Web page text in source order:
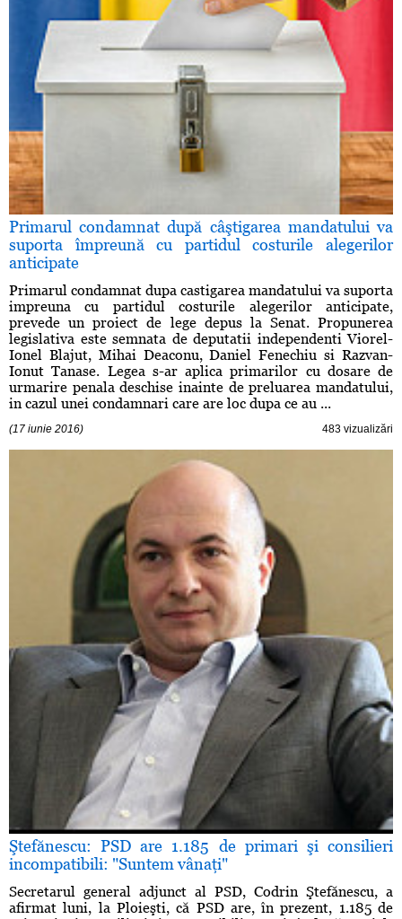
Primarul condamnat după câştigarea mandatului va
suporta împreună cu partidul costurile alegerilor
anticipate
Primarul condamnat dupa castigarea mandatului va suporta
impreuna cu partidul costurile alegerilor anticipate,
prevede un proiect de lege depus la Senat. Propunerea
legislativa este semnata de deputatii independenti Viorel-
Ionel Blajut, Mihai Deaconu, Daniel Fenechiu si Razvan-
Ionut Tanase. Legea s-ar aplica primarilor cu dosare de
urmarire penala deschise inainte de preluarea mandatului,
in cazul unei condamnari care are loc dupa ce au ...
(17 iunie 2016) 483 vizualizări
Ştefănescu: PSD are 1.185 de primari şi consilieri
incompatibili: "Suntem vânaţi"
Secretarul general adjunct al PSD, Codrin Ştefănescu, a
afirmat luni, la Ploieşti, că PSD are, în prezent, 1.185 de